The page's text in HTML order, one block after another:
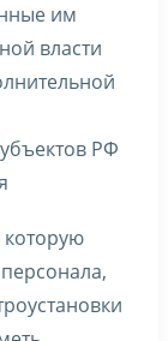
им
власти
РФ
которую